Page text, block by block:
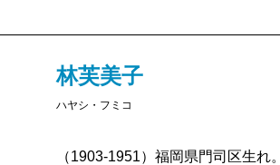
林芙美子
ハヤシ・フミコ
（1903-1951）福岡県門司区生